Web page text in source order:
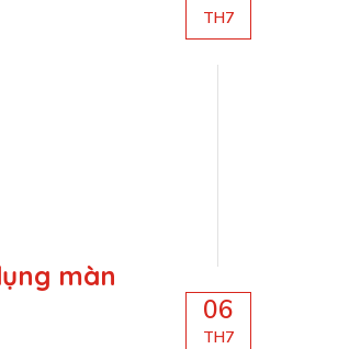
TH7
màn
06
TH7